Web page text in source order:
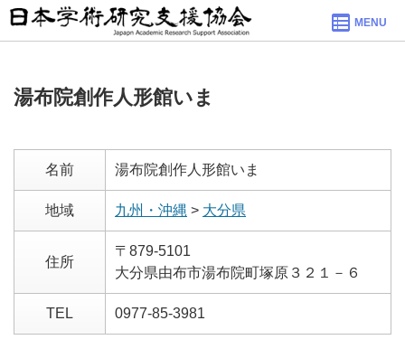
MENU
湯布院創作人形館いま
名前 湯布院創作人形館いま
地域 九州・沖縄 > 大分県
住所
〒879-5101
大分県由布市湯布院町塚原３２１－６
TEL 0977-85-3981